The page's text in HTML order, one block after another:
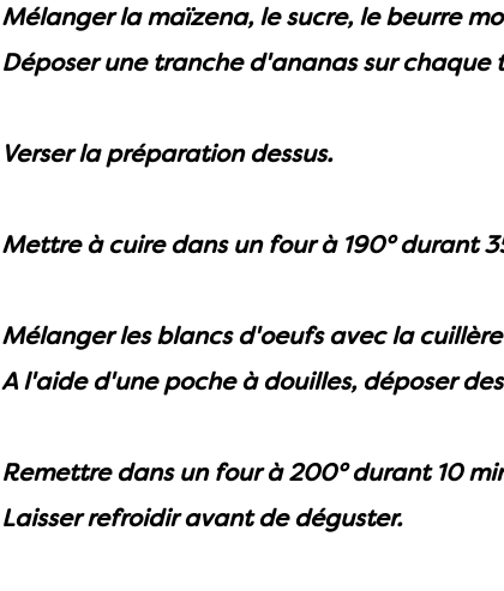
Mélanger la maïzena, le sucre, le beurre
Déposer une tranche d'ananas sur
Verser la préparation dessus.
Mettre à cuire dans un four à 190° durant
Mélanger les blancs d'oeufs avec la
A l'aide d'une poche à douilles, déposer
Remettre dans un four à 200° durant 10
Laisser refroidir avant de déguster.